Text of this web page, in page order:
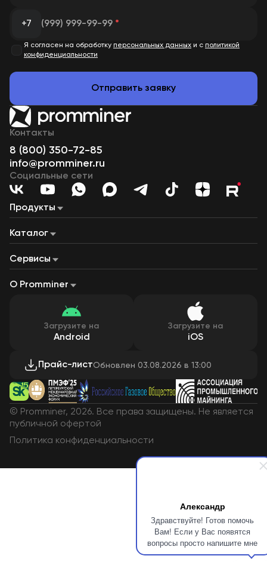
Александр
Здравствуйте! Готов помочь
Вам! Если у Вас появятся
вопросы просто напишите мне
+7 (999) 999-99-99 *
Я согласен на обработку персональных данных и с политикой
конфиденциальности
Отправить заявку
Контакты
8 (800) 350-72-85
info@promminer.ru
Социальные сети
Продукты
Наши дата-центры
Майнинг-пул
Купля-продажа ЦВ
Лизинг
Строительство дата-центров
Производство контейнеров
Каталог
Дата-центры на ГПУ
Контейнеры для майнинга
Газопоршневые установки
Сервисы
Калькулятор майнинга «под ключ»
Налоговый калькулятор
О Promminer
Оплата и доставка
КонтактыЗагрузите на
Android
Загрузите на
iOS
Прайс-листОбновлен 03.08.2026 в 13:00
© Promminer, 2026. Все права защищены. Не является
публичной офертой
Политика конфиденциальности